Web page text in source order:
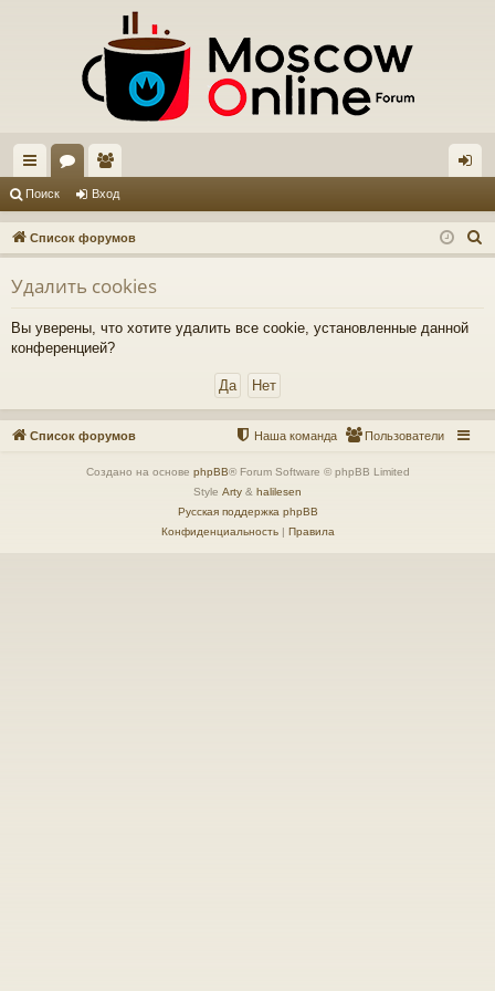
с
ы
лк
и
ум
ы
ол
ьз
ов
ат
ел
д
Поиск Вход
Список форумов
о
Удалить cookies
Вы уверены, что хотите удалить все cookie, установленные данной
конференцией?
Список форумов Пользователи
Наша команда
Создано на основе phpBB® Forum Software © phpBB Limited
Style Arty & halilesen
Русская поддержка phpBB
Конфиденциальность| Правила